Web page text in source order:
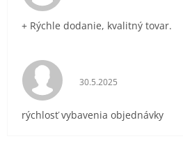
+ Rýchle dodanie, kvalitný tovar.
Hodnotenie obchodu
30.5.2025
rýchlosť vybavenia objednávky